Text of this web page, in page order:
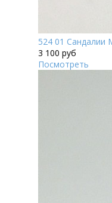
524 01 Сандалии
3 100 руб
Посмотреть